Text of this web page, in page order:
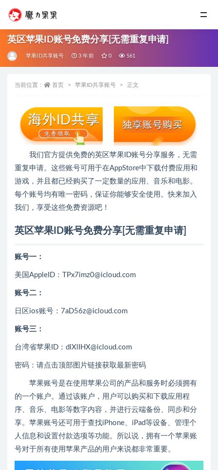
英区苹果ID账号免费分享[无需重复申请]
苹果ID共享账号 3 年前 0 561
当前位置： 首页 苹果ID共享账号 正文
我们官方提供免费的英区苹果ID账号分享服务，无需
重复申请。这些账号可用于在AppStore中下载付费应用和
游戏，并且都已经购买了一定数量的应用、音乐和电影。
每个账号均有唯一密码，保证你能够安全使用。快来加入
我们，享受这些免费资源吧！
英区苹果ID账号免费分享[无需重复申请]
账号一：
美国AppleID：TPx7imz0@icloud.com
账号二：
日区ios账号：7aD56z@icloud.com
账号三：
台湾省苹果ID：dlXlIHX@icloud.com
密码：请点击顶部图片链接获取最新密码
苹果账号是在使用苹果公司的产品和服务时必须拥有
的一个账户。通过该账户，用户可以购买和下载应用程
序、音乐、电影等数字内容，并进行云端备份、同步和分
享。苹果账号还可用于查找iPhone、iPad等设备、管理个
人信息和设置付款选项等功能。所以说，拥有一个苹果账
号对于所有使用苹果产品的用户来说都非常重要。